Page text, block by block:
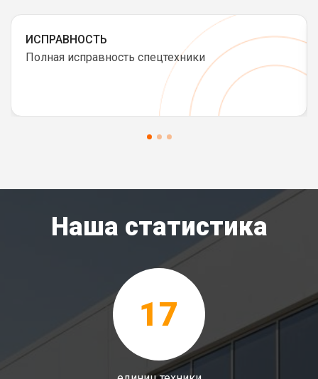
ИСПРАВНОСТЬ
Полная исправность спецтехники
Наша статистика
17